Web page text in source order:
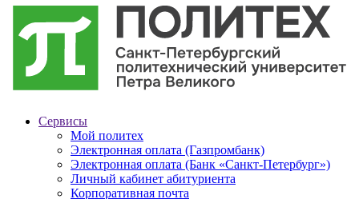
Сервисы
Мой политех
Электронная оплата (Газпромбанк)
Электронная оплата (Банк «Санкт-Петербург»)
Личный кабинет абитуриента
Корпоративная почта